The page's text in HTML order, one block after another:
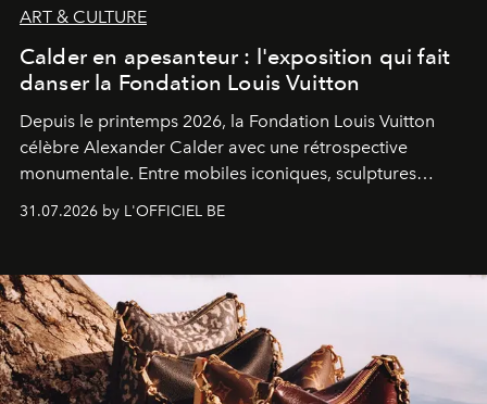
ART & CULTURE
Calder en apesanteur : l'exposition qui fait
danser la Fondation Louis Vuitton
Depuis le printemps 2026, la Fondation Louis Vuitton
célèbre Alexander Calder avec une rétrospective
monumentale. Entre mobiles iconiques, sculptures
monumentales et poésie du mouvement, l'artiste
américain investit les espaces imaginés par Frank Gehry
sculpture.
31.07.2026 by L'OFFICIEL BE